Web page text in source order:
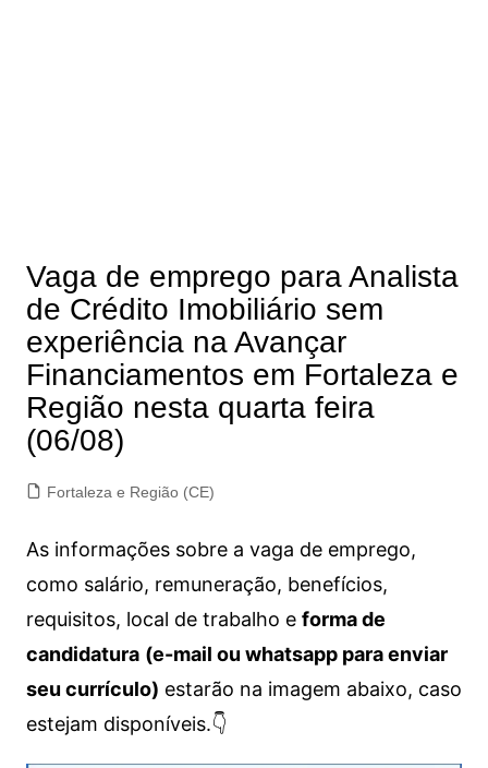
Vaga de emprego para Analista
de Crédito Imobiliário sem
experiência na Avançar
Financiamentos em Fortaleza e
Região nesta quarta feira
(06/08)
Fortaleza e Região (CE)
As informações sobre a vaga de emprego,
como salário, remuneração, benefícios,
requisitos, local de trabalho e forma de
candidatura (e-mail ou whatsapp para enviar
seu currículo) estarão na imagem abaixo, caso
estejam disponíveis.👇